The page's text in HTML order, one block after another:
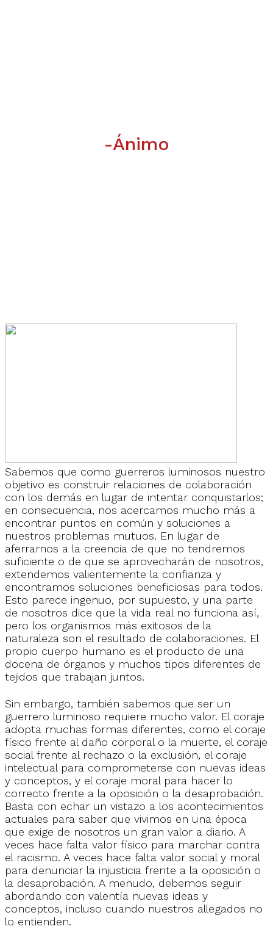
-Ánimo
Sabemos que como guerreros luminosos nuestro
objetivo es construir relaciones de colaboración
con los demás en lugar de intentar conquistarlos;
en consecuencia, nos acercamos mucho más a
encontrar puntos en común y soluciones a
nuestros problemas mutuos. En lugar de
aferrarnos a la creencia de que no tendremos
suficiente o de que se aprovecharán de nosotros,
extendemos valientemente la confianza y
encontramos soluciones beneficiosas para todos.
Esto parece ingenuo, por supuesto, y una parte
de nosotros dice que la vida real no funciona así,
pero los organismos más exitosos de la
naturaleza son el resultado de colaboraciones. El
propio cuerpo humano es el producto de una
docena de órganos y muchos tipos diferentes de
tejidos que trabajan juntos.
Sin embargo, también sabemos que ser un
guerrero luminoso requiere mucho valor. El coraje
adopta muchas formas diferentes, como el coraje
físico frente al daño corporal o la muerte, el coraje
social frente al rechazo o la exclusión, el coraje
intelectual para comprometerse con nuevas ideas
y conceptos, y el coraje moral para hacer lo
correcto frente a la oposición o la desaprobación.
Basta con echar un vistazo a los acontecimientos
actuales para saber que vivimos en una época
que exige de nosotros un gran valor a diario. A
veces hace falta valor físico para marchar contra
el racismo. A veces hace falta valor social y moral
para denunciar la injusticia frente a la oposición o
la desaprobación. A menudo, debemos seguir
abordando con valentía nuevas ideas y
conceptos, incluso cuando nuestros allegados no
lo entienden.